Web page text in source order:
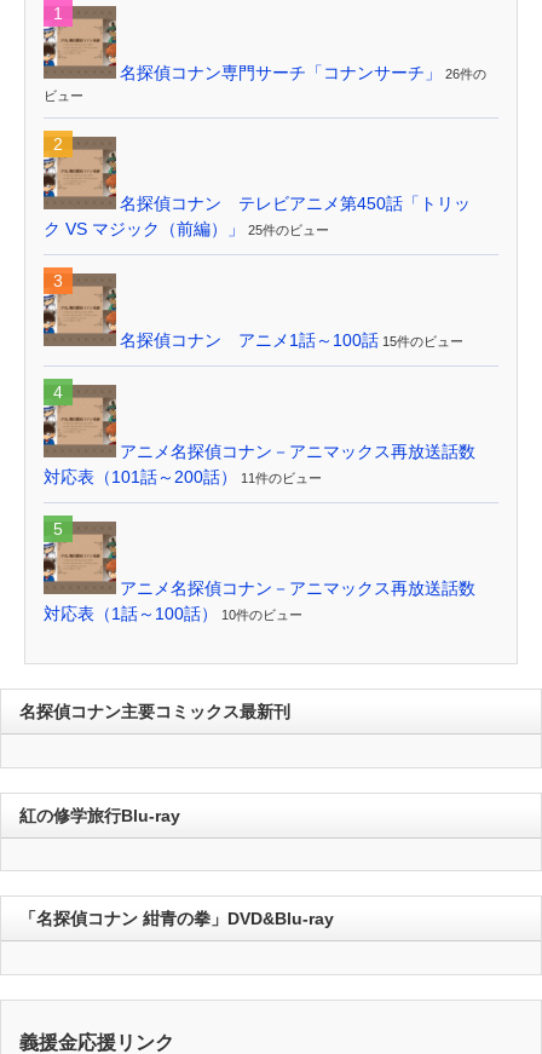
名探偵コナン専門サーチ「コナンサーチ」
26件の
ビュー
名探偵コナン テレビアニメ第450話「トリッ
ク VS マジック（前編）」
25件のビュー
名探偵コナン アニメ1話～100話 15件のビュー
アニメ名探偵コナン－アニマックス再放送話数
対応表（101話～200話）
11件のビュー
アニメ名探偵コナン－アニマックス再放送話数
対応表（1話～100話）
10件のビュー
名探偵コナン主要コミックス最新刊
紅の修学旅行Blu-ray
「名探偵コナン 紺青の拳」DVD&Blu-ray
義援金応援リンク